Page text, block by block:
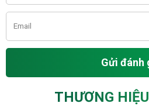
Gửi đánh
THƯƠNG